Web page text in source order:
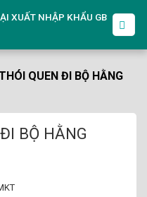
XUẤT NHẬP KHẨU GB
QUEN ĐI BỘ HẰNG
BỘ HẰNG